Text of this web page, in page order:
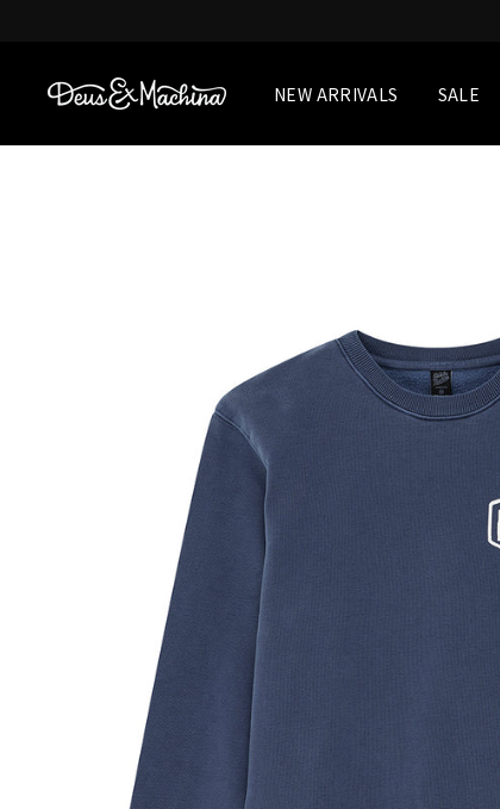
NEW ARRIVALS SALE